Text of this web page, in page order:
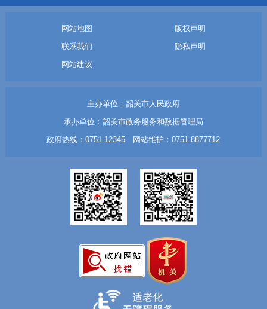
网站地图
版权声明
联系我们
隐私声明
网站建议
主办单位：韶关市人民政府
承办单位：韶关市政务服务和数据管理局
政府热线：0751-12345 网站维护：0751-8877712